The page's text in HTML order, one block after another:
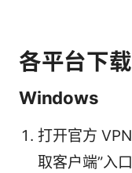
各平台下
Windows
打开官方
取客户端”入口